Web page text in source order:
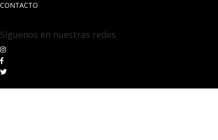
CONTACTO
Síguenos en nuestras redes